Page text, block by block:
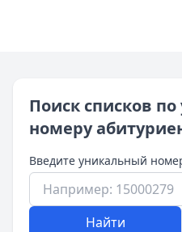
Поиск списков
номеру
Введите уникальный
Найти